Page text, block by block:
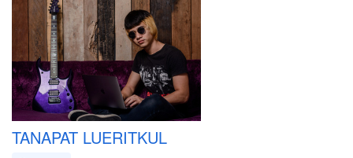
TANAPAT LUERITKUL